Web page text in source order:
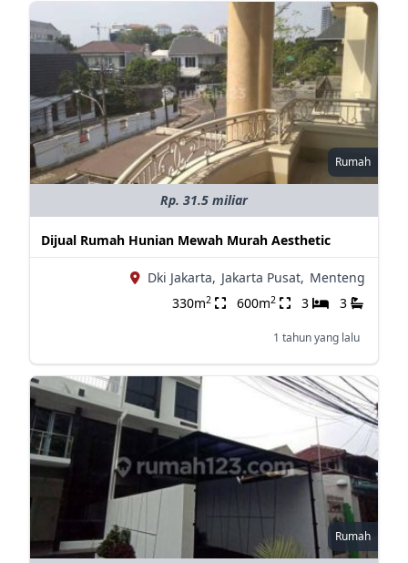
Rumah
Rp. 31.5 miliar
Dijual Rumah Hunian Mewah Murah Aesthetic
Dki Jakarta, Jakarta Pusat, Menteng
330m2 600m2 3 3
1 tahun yang lalu
Rumah